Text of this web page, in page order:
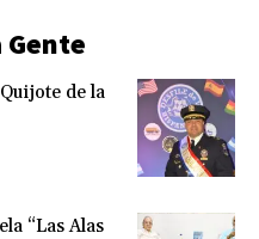
de la
“Las Alas